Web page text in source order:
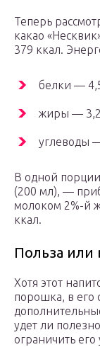
Теперь
какао
379 ккал.
белки —
жиры — 3,2
углеводы
В одной
(200 мл), —
молоком 2%-й
ккал.
Польза или
Хотя этот
порошка, в его
удет ли
ограничить